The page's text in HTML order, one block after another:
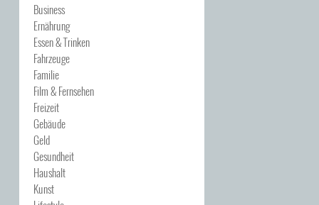
Business
Ernährung
Essen & Trinken
Fahrzeuge
Familie
Film & Fernsehen
Freizeit
Gebäude
Geld
Gesundheit
Haushalt
Kunst